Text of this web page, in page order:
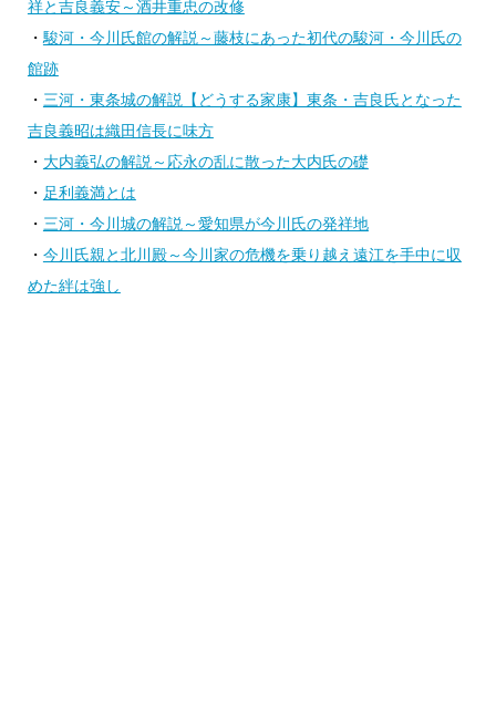
祥と吉良義安～酒井重忠の改修
・ 駿河・今川氏館の解説～藤枝にあった初代の駿河・今川氏の
館跡
・ 三河・東条城の解説【どうする家康】東条・吉良氏となった
吉良義昭は織田信長に味方
・ 大内義弘の解説～応永の乱に散った大内氏の礎
・ 足利義満とは
・ 三河・今川城の解説～愛知県が今川氏の発祥地
・ 今川氏親と北川殿～今川家の危機を乗り越え遠江を手中に収
めた絆は強し